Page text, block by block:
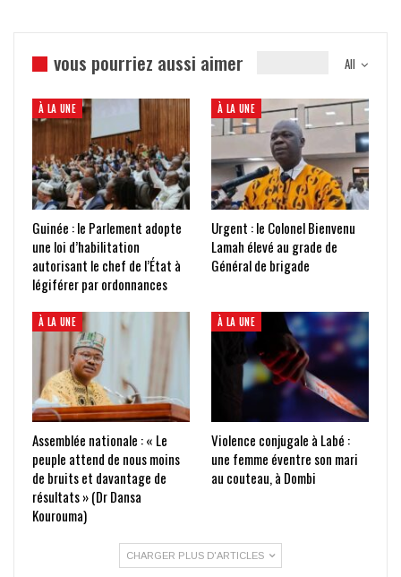
All
vous pourriez aussi aimer
À LA UNE
Guinée : le Parlement adopte
une loi d’habilitation
autorisant le chef de l’État à
légiférer par ordonnances
À LA UNE
Urgent : le Colonel Bienvenu
Lamah élevé au grade de
Général de brigade
À LA UNE
Assemblée nationale : « Le
peuple attend de nous moins
de bruits et davantage de
résultats » (Dr Dansa
Kourouma)
À LA UNE
Violence conjugale à Labé :
une femme éventre son mari
au couteau, à Dombi
CHARGER PLUS D'ARTICLES